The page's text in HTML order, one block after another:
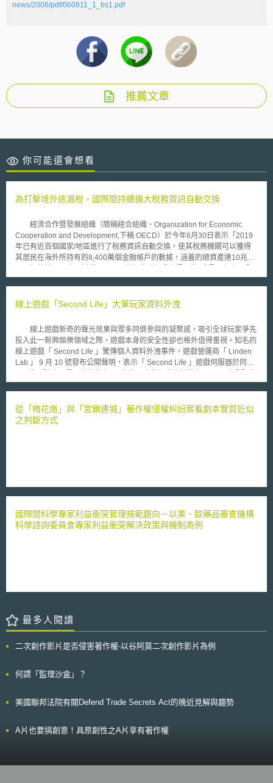
news/2006/pdf/060811_1_bs1.pdf
推薦文章
你可能還會想看
為打擊境外逃漏稅，國際間持續擴大稅務資訊自動交換
經濟合作暨發展組織（簡稱經合組織、Organization for Economic
Cooperation and Development,下稱 OECD）於今年6月30日表示「2019
年已有近百個國家/地區進行了稅務資訊自動交換，使其稅務機關可以獲得
其居民在海外所持有的8,400萬個金融帳戶的數據，涵蓋的總資產達10兆歐
著增長。」且「共同申報準則（亦稱共同申報及盡職審查準則、Common
金融機構提供的非居民的金融帳戶資訊，以減少境外逃漏稅的可能性。許多
書長Angel Gurría亦表示「由OECD創建並由全球論壇管理的這種多邊交換
制度，此刻正為世界各國（含發展中國家）提供大量的新資訊，使各國稅務
管理部門能夠確保境外帳戶被正確申報。尤在目前COVID-19危機中，各國
正籌集急需的收入，一個無處藏富的世界，此點遂至關重要。 事實
上，我國財政部於2017年11月16日所發布（民國109年4月28日修正）之
為了使我國接軌OECD發布及主導的CRS，藉由提高金融帳戶資訊透明度，
關能正確且完整地掌握其境外納稅義務人的金融帳戶資訊。值得注意的是，
我國第一波稅務資訊自動交換將於本年度9月份與我國32個稅捐協定國進
線上遊戲「Second Life」大筆玩家資料外洩
線上遊戲新奇的聲光效果與眾多同儕參與的凝聚感，吸引全球玩家爭先
投入此一新興娛樂領域之際，遊戲本身的安全性卻也格外值得重視。知名的
線上遊戲「 Second Life 」驚傳個人資料外洩事件，遊戲營運商「 Linden
Lab 」 9 月 10 號發布公開聲明，表示「 Second Life 」遊戲伺服器於同月
玩家青睞的多人線上角色扮演遊戲（ Massive Multiplayer Online Role
three-dimensional ），遊戲當中所有的虛擬物件，包括角色、道具與各式
各樣的配件均由個別玩家設計與創造，玩家可在遊戲中從事虛擬土地及建築
從「梅花烙」與「宮鎖連城」著作權侵權糾紛案看劇本實質近似
之判斷方式
國際間科學專家利益衝突管理規範趨向－以美、歐藥品審查機構
科學諮詢委員會專家利益衝突解決政策與機制為例
最多人閱讀
二次創作影片是否侵害著作權-以谷阿莫二次創作影片為例
何謂「監理沙盒」？
美國聯邦法院有關Defend Trade Secrets Act的晚近見解與趨勢
A片也要搞創意！具原創性之A片享有著作權